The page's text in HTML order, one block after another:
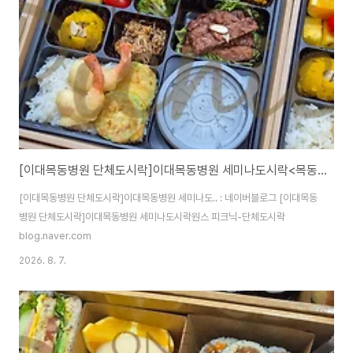
[이대목동병원 단체도시락]이대목동병원 세미나도시락<목동도시락/단체도시락/도시락케이터링:원스피크닉>
[이대목동병원 단체도시락]이대목동병원 세미나도.. : 네이버블로그 [이대목동
병원 단체도시락]이대목동병원 세미나도시락원스 피크닉-단체도시락
blog.naver.com
2026. 8. 7.